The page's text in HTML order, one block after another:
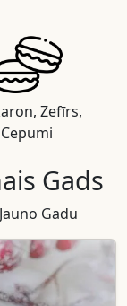
Zefīrs,
Cepumi
Gads
Gadu